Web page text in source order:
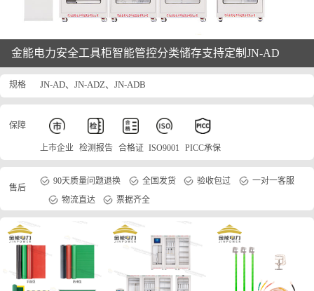
金能电力安全工具柜智能管控分类储存支持定制JN-AD
规格 JN-AD、JN-ADZ、JN-ADB
保障
上市企业 检测报告 合格证 ISO9001 PICC承保
售后
90天质量问题退换 全国发货 验收包过
一对一客服
物流直达
票据齐全